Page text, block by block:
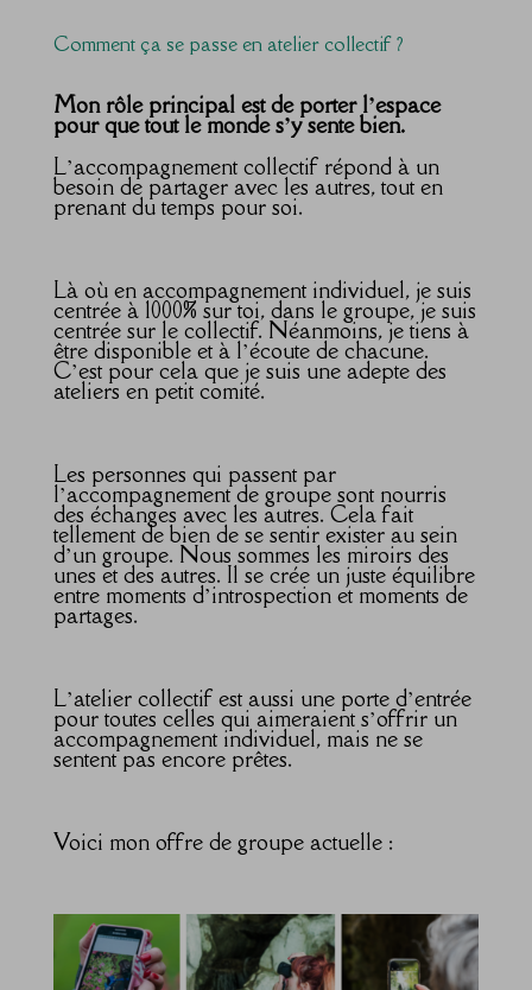
Comment ça se passe en atelier collectif ?
Mon rôle principal est de porter l’espace
pour que tout le monde s’y sente bien.
L’accompagnement collectif répond à un
besoin de partager avec les autres, tout en
prenant du temps pour soi.
Là où en accompagnement individuel, je suis
centrée à 1000% sur toi, dans le groupe, je suis
centrée sur le collectif. Néanmoins, je tiens à
être disponible et à l’écoute de chacune.
C’est pour cela que je suis une adepte des
ateliers en petit comité.
Les personnes qui passent par
l’accompagnement de groupe sont nourris
des échanges avec les autres. Cela fait
tellement de bien de se sentir exister au sein
d’un groupe. Nous sommes les miroirs des
unes et des autres. Il se crée un juste équilibre
entre moments d’introspection et moments de
partages.
L’atelier collectif est aussi une porte d’entrée
pour toutes celles qui aimeraient s’offrir un
accompagnement individuel, mais ne se
sentent pas encore prêtes.
Voici mon offre de groupe actuelle :